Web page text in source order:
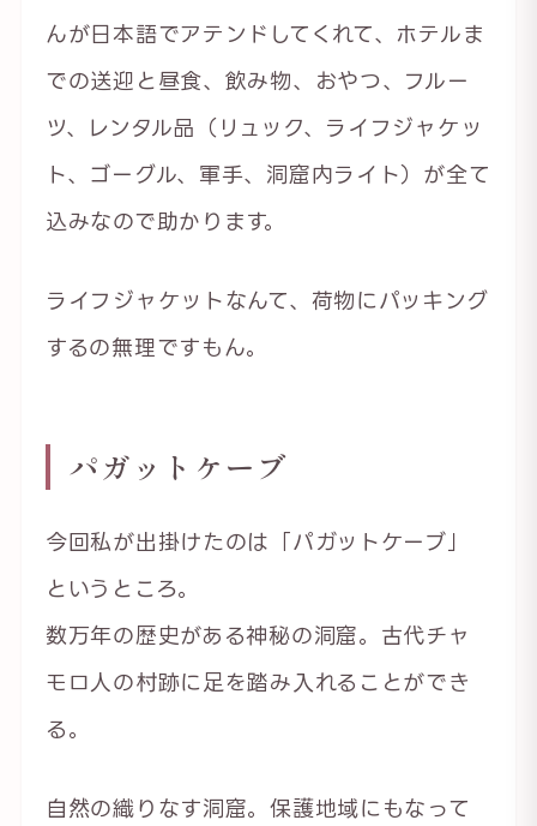
んが日本語でアテンドしてくれて、ホテルま
での送迎と昼食、飲み物、おやつ、フルー
ツ、レンタル品（リュック、ライフジャケッ
ト、ゴーグル、軍手、洞窟内ライト）が全て
込みなので助かります。
ライフジャケットなんて、荷物にパッキング
するの無理ですもん。
パガットケーブ
今回私が出掛けたのは「パガットケーブ」
というところ。
数万年の歴史がある神秘の洞窟。古代チャ
モロ人の村跡に足を踏み入れることができ
る。
自然の織りなす洞窟。保護地域にもなって